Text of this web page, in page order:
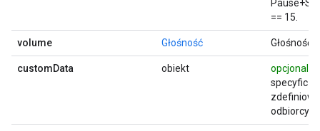
== 15.
volume Głośność Głośność
customData obiekt
odbiorcy.